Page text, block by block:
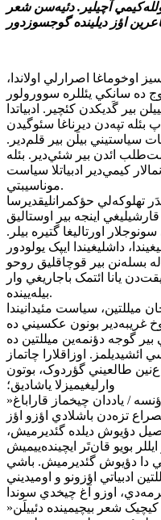
آچيلير. دئيه‌سن شعر
اوخوماغا اصرارلي اولاندا،
بير گَديکدن کئچير. ادبياتدا
بئله تپه‌دن ديرناغا سئوگيدن
سياستيني بيلَن بير قلم‌دير.
ائدن بير شئي‌دير. بئله
کيمي‌دير ادبياتلا سياست
موناسيبتي.
تهلوکه‌لي حؤکمرانليقديرسا
اينجه بير اوستاليق
اورتاليغا گتيره بيلر.
بسله‌نن بير قوچاقليق روحو
يانا ائتمک باجاريغي وار
بيله‌يينده.
سياست مئيدانيندا
غريبه‌دير بونون عکسيني ده
بير گوجه دؤنمه‌ين ميللتين ده
طالعيني گؤردوک، بوتون
وارليغيميزلا ياشاديق؛
تزه‌دن باشلادي اؤزو اؤز
دؤيوش ديلده گئديرميش،
دا دؤيوش گئديرميش. باشي
ادبياتي اؤزونو و اوميديني
»آرازي آييرديلار...«دونيانين ان کيچيک شعر بيچيمينده دئييلَن